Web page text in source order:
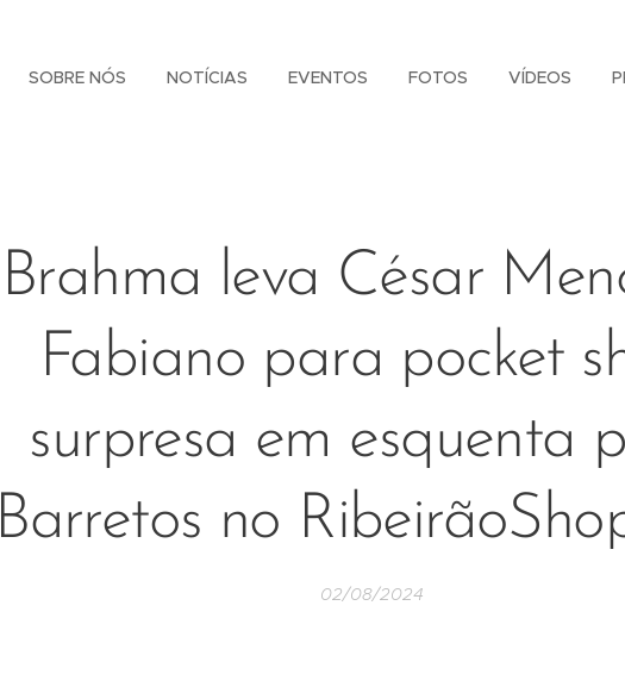
SOBRE NÓS NOTÍCIAS EVENTOS FOTOS VÍDEOS
Brahma leva César
Fabiano para pocket
surpresa em esquenta
Barretos no
02/08/2024